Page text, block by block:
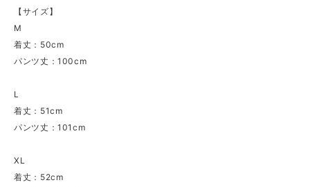
【サイズ】
M
着丈：50cm
パンツ丈：100cm
L
着丈：51cm
パンツ丈：101cm
XL
着丈：52cm